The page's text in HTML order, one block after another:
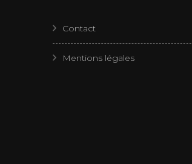
Contact
Mentions légales